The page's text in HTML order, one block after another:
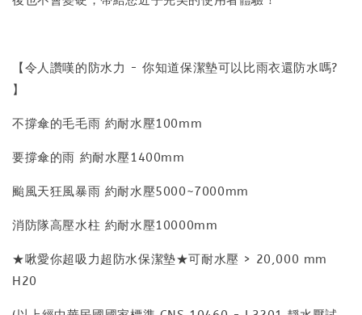
【令人讚嘆的防水力 - 你知道保潔墊可以比雨衣還防水嗎?
】
不撐傘的毛毛雨 約耐水壓100mm
要撐傘的雨 約耐水壓1400mm
颱風天狂風暴雨 約耐水壓5000~7000mm
消防隊高壓水柱 約耐水壓10000mm
★啾愛你超吸力超防水保潔墊★可耐水壓 > 20,000 mm
H20